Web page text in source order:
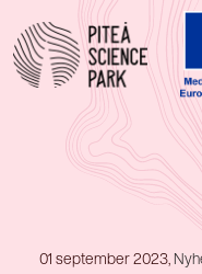
01 september 2023,